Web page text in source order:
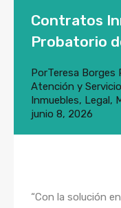
Contratos
Probatorio
PorTeresa Borges
Atención y Servicio
Inmuebles, Legal,
junio 8, 2026
“Con la solución